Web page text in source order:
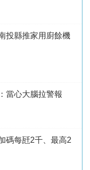
投縣推家用廚餘機
當心大腦拉警報
碼每瓩2千、最高2